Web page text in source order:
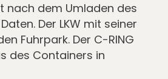
nach dem Umladen des
Der LKW mit seiner
Fuhrpark. Der C-RING
des Containers in